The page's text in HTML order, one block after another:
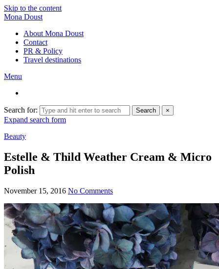
Skip to the content
Mona Doust
About Mona Doust
Contact
PR & Policy
Travel destinations
Menu
Search for: Search ×
Expand search form
Beauty
Estelle & Thild Weather Cream & Micro
Polish
November 15, 2016 No Comments